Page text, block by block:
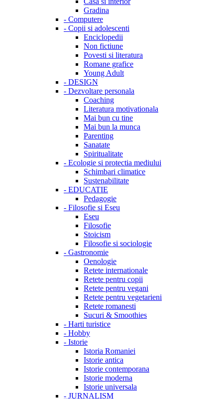
Gradina
- Computere
- Copii si adolescenti
Enciclopedii
Non fictiune
Povesti si literatura
Romane grafice
Young Adult
- DESIGN
- Dezvoltare personala
Coaching
Literatura motivationala
Mai bun cu tine
Mai bun la munca
Parenting
Sanatate
Spiritualitate
- Ecologie si protectia mediului
Schimbari climatice
Sustenabilitate
- EDUCATIE
Pedagogie
- Filosofie si Eseu
Eseu
Filosofie
Stoicism
Filosofie si sociologie
- Gastronomie
Oenologie
Retete internationale
Retete pentru copii
Retete pentru vegani
Retete pentru vegetarieni
Retete romanesti
Sucuri & Smoothies
- Harti turistice
- Hobby
- Istorie
Istoria Romaniei
Istorie antica
Istorie contemporana
Istorie moderna
Istorie universala
- JURNALISM